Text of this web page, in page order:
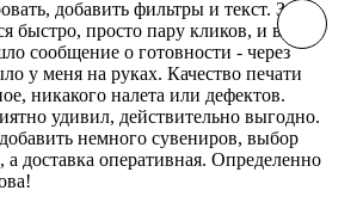
добавить фильтры и текст. Заказ
быстро, просто пару кликов, и все.
сообщение о готовности - через
у меня на руках. Качество печати
никакого налета или дефектов.
удивил, действительно выгодно.
немного сувениров, выбор
а доставка оперативная. Определенно